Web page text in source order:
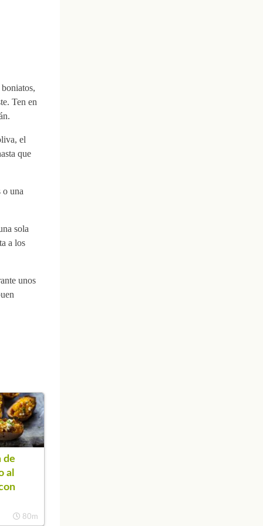
Ten en
el
que
o una
sola
a los
unos
de
al
80m